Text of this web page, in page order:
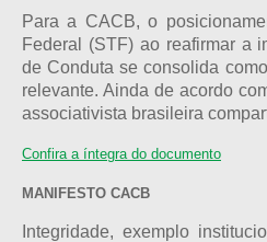
Para a CACB, o
Federal (STF) ao reafirmar a
de Conduta se consolida
relevante. Ainda de acordo
associativista brasileira
Confira a íntegra do documento
MANIFESTO CACB
Integridade, exemplo